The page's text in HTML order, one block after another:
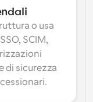
o usa
SCIM,
di sicurezza